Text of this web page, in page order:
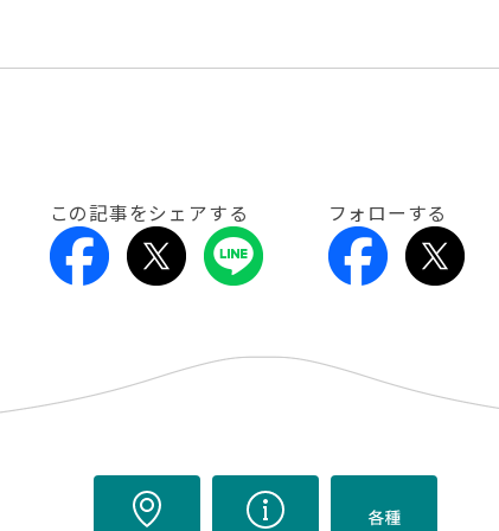
この記事をシェアする フォローする